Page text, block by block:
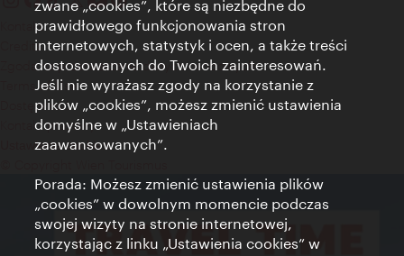
Kontakt
Credits
Zgoda na przetwarzanie danych osobowych
Terms of Use
Dostępność
Kontakt prasowy
Ustawienia cookies
zwane „cookies”, które są niezbędne do
prawidłowego funkcjonowania stron
internetowych, statystyk i ocen, a także treści
dostosowanych do Twoich zainteresowań.
Jeśli nie wyrażasz zgody na korzystanie z
plików „cookies”, możesz zmienić ustawienia
domyślne w „Ustawieniach
zaawansowanych”.
Porada: Możesz zmienić ustawienia plików
„cookies” w dowolnym momencie podczas
swojej wizyty na stronie internetowej,
korzystając z linku „Ustawienia cookies” w